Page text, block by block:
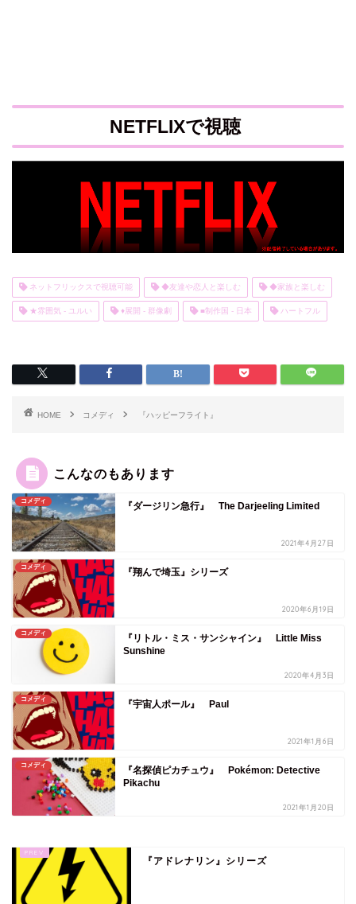
NETFLIXで視聴
ネットフリックスで視聴可能 ◆友達や恋人と楽しむ ◆家族と楽しむ
★雰囲気 - ユルい ♦展開 - 群像劇 ■制作国 - 日本 ハートフル
HOME コメディ 『ハッピーフライト』
こんなのもあります
コメディ 『ダージリン急行』 The Darjeeling Limited
2021年4月27日
コメディ 『翔んで埼玉』シリーズ
2020年6月19日
コメディ
『リトル・ミス・サンシャイン』 Little Miss
Sunshine
2020年4月3日
コメディ 『宇宙人ポール』 Paul
2021年1月6日
コメディ
『名探偵ピカチュウ』 Pokémon: Detective
Pikachu
2021年1月20日
『アドレナリン』シリーズ